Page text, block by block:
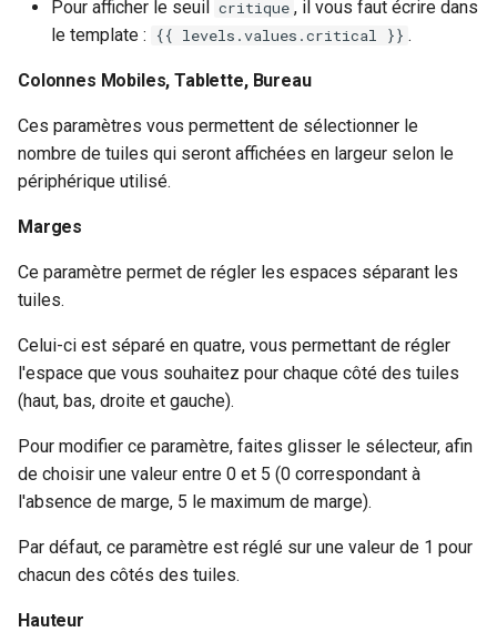
Pour afficher le seuil critique , il vous faut écrire dans
le template :
{{ levels.values.critical }} .
Colonnes Mobiles, Tablette, Bureau
Ces paramètres vous permettent de sélectionner le
nombre de tuiles qui seront affichées en largeur selon le
périphérique utilisé.
Marges
Ce paramètre permet de régler les espaces séparant les
tuiles.
Celui-ci est séparé en quatre, vous permettant de régler
l'espace que vous souhaitez pour chaque côté des tuiles
(haut, bas, droite et gauche).
Pour modifier ce paramètre, faites glisser le sélecteur, afin
de choisir une valeur entre 0 et 5 (0 correspondant à
l'absence de marge, 5 le maximum de marge).
Par défaut, ce paramètre est réglé sur une valeur de 1 pour
chacun des côtés des tuiles.
Hauteur